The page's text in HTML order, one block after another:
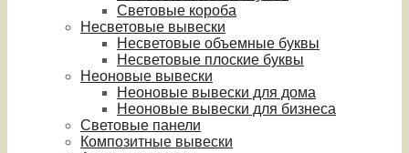
Световые короба
Несветовые вывески
Несветовые объемные буквы
Несветовые плоские буквы
Неоновые вывески
Неоновые вывески для дома
Неоновые вывески для бизнеса
Световые панели
Композитные вывески